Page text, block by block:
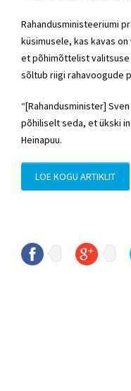
Rahandusministeeriumi
küsimusele, kas kavas
et põhimõttelist
sõltub riigi rahavoogude
“[Rahandusminister]
põhiliselt seda, et ükski
Heinapuu.
LOE KOGU ARTIKLIT